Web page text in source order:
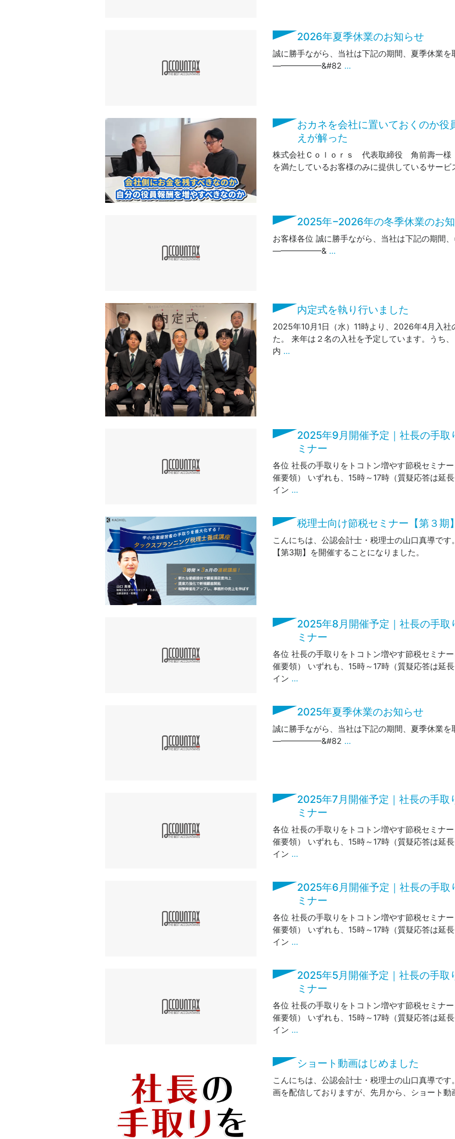
2026年夏季休業のお知らせ
誠に勝手ながら、当社は下記の期間、夏季休業
——————&#82 …
おカネを会社に置いておくのか役
えが解った
株式会社Ｃｏｌｏｒｓ 代表取締役 角前壽一
を満たしているお客様のみに提供しているサー
2025年−2026年の冬季休業のお
お客様各位 誠に勝手ながら、当社は下記の期間
——————& …
内定式を執り行いました
2025年10月1日（水）11時より、2026年4月入
た。 来年は２名の入社を予定しています。うち
内 …
2025年9月開催予定｜社長の手取
ミナー
各位 社長の手取りをトコトン増やす節税セミナ
催要領） いずれも、15時～17時（質疑応答は延
イン …
税理士向け節税セミナー【第３期
こんにちは、公認会計士・税理士の山口真導で
【第3期】を開催することになりました。
2025年8月開催予定｜社長の手取
ミナー
各位 社長の手取りをトコトン増やす節税セミナ
催要領） いずれも、15時～17時（質疑応答は延
イン …
2025年夏季休業のお知らせ
誠に勝手ながら、当社は下記の期間、夏季休業
——————&#82 …
2025年7月開催予定｜社長の手取
ミナー
各位 社長の手取りをトコトン増やす節税セミナ
催要領） いずれも、15時～17時（質疑応答は延
イン …
2025年6月開催予定｜社長の手取
ミナー
各位 社長の手取りをトコトン増やす節税セミナ
催要領） いずれも、15時～17時（質疑応答は延
イン …
2025年5月開催予定｜社長の手取
ミナー
各位 社長の手取りをトコトン増やす節税セミナ
催要領） いずれも、15時～17時（質疑応答は延
イン …
ショート動画はじめました
こんにちは、公認会計士・税理士の山口真導で
画を配信しておりますが、先月から、ショート